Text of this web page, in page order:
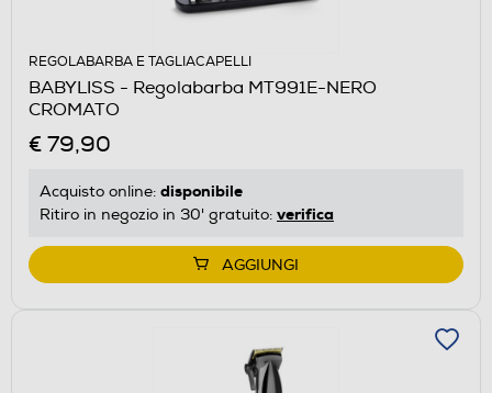
REGOLABARBA E TAGLIACAPELLI
BABYLISS - Regolabarba MT991E-NERO
CROMATO
€ 79,90
Acquisto online: disponibile
Ritiro in negozio in 30' gratuito: verifica
AGGIUNGI